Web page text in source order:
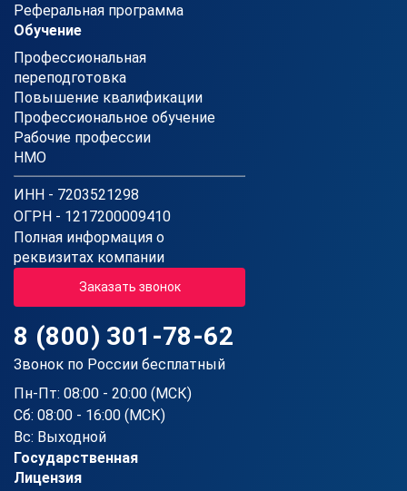
Реферальная программа
Обучение
Профессиональная
переподготовка
Повышение квалификации
Профессиональное обучение
Рабочие профессии
НМО
ИНН - 7203521298
ОГРН - 1217200009410
Полная информация о
реквизитах компании
Заказать звонок
8 (800) 301-78-62
Звонок по России бесплатный
Пн-Пт: 08:00 - 20:00 (МСК)
Сб: 08:00 - 16:00 (МСК)
Вс: Выходной
Государственная
Лицензия